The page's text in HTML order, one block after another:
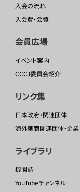
入会の流れ
入会費・会費
会員広場
イベント案内
CCCJ委員会紹介
リンク集
日本政府・関連団体
海外華商関連団体・企業
ライブラリ
機関誌
YouTubeチャンネル